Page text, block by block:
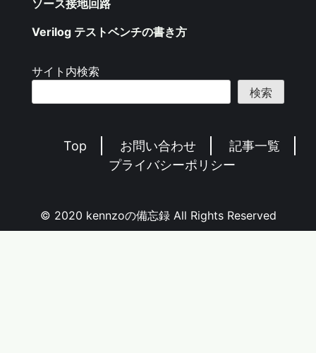
ソース接地回路
Verilog テストベンチの書き方
サイト内検索
検索
Top お問い合わせ
記事一覧
プライバシーポリシー
© 2020 kennzoの備忘録 All Rights Reserved